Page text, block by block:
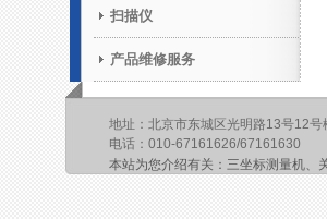
扫描仪
产品维修服务
地址：北京市东城区光明路13号12
电话：010-67161626/
本站为您介绍有关：三坐标测量机、